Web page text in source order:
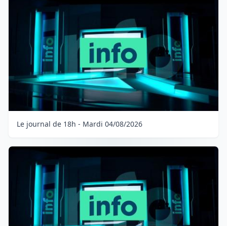
Le journal de 18h - Mardi 04/08/2026